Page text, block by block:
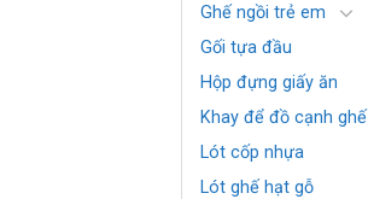
Ghế ngồi trẻ em
Gối tựa đầu
Hộp đựng giấy ăn
Khay để đồ cạnh ghế
Lót cốp nhựa
Lót ghế hạt gỗ